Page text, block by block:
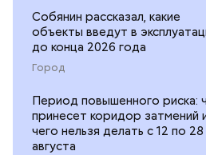
Собянин рассказал, какие
объекты введут в
до конца 2026 года
Город
Период повышенного риска:
принесет коридор затмений
чего нельзя делать с 12 по 28
августа